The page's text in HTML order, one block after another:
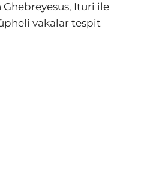
Ituri ile
vakalar tespit